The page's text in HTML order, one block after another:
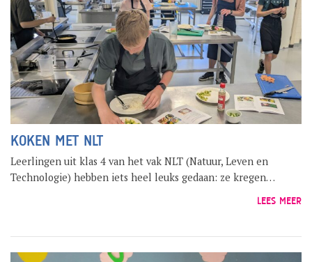
ONDERWIJS
GROEP 8 / JONG CELEANUM
KOKEN MET NLT
Leerlingen uit klas 4 van het vak NLT (Natuur, Leven en
Technologie) hebben iets heel leuks gedaan: ze kregen…
LEES MEER